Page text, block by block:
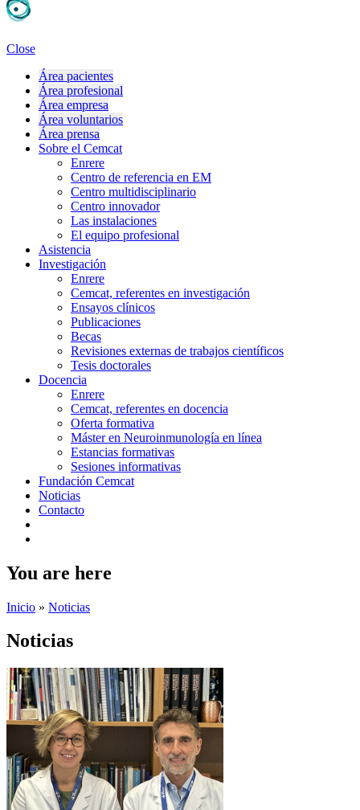
Close
Área pacientes
Área profesional
Área empresa
Área voluntarios
Área prensa
Sobre el Cemcat
Enrere
Centro de referencia en EM
Centro multidisciplinario
Centro innovador
Las instalaciones
El equipo profesional
Asistencia
Investigación
Enrere
Cemcat, referentes en investigación
Ensayos clínicos
Publicaciones
Becas
Revisiones externas de trabajos científicos
Tesis doctorales
Docencia
Enrere
Cemcat, referentes en docencia
Oferta formativa
Máster en Neuroinmunología en línea
Estancias formativas
Sesiones informativas
Fundación Cemcat
Noticias
Contacto
You are here
Inicio » Noticias
Noticias